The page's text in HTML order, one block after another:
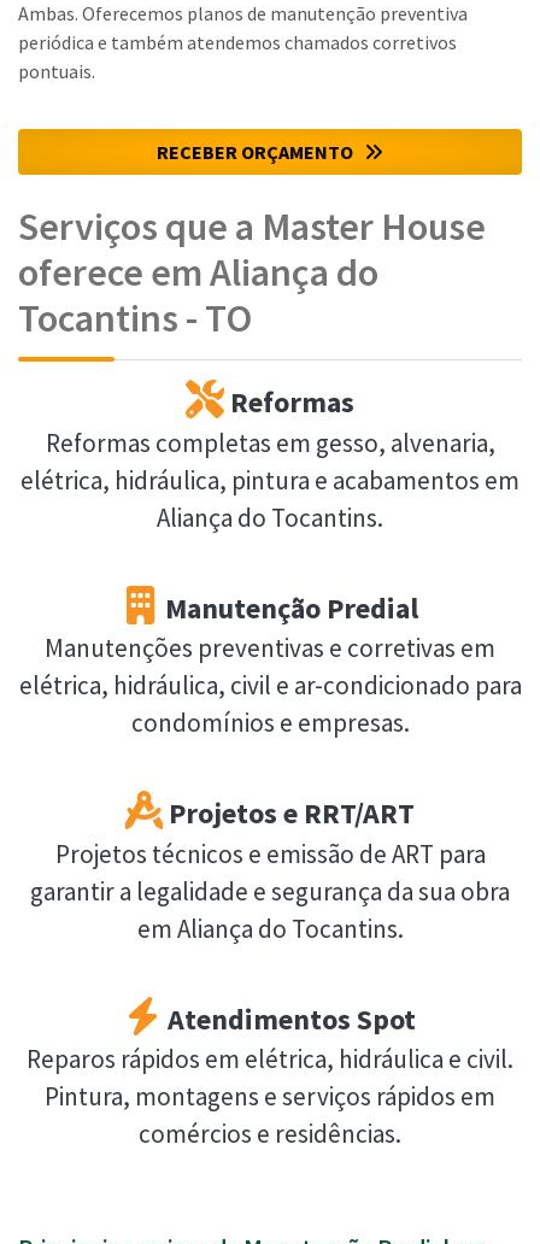
Ambas. Oferecemos planos de manutenção preventiva
periódica e também atendemos chamados corretivos
pontuais.
RECEBER ORÇAMENTO
Serviços que a Master House
oferece em Aliança do
Tocantins - TO
Reformas
Reformas completas em gesso, alvenaria,
elétrica, hidráulica, pintura e acabamentos em
Aliança do Tocantins.
Manutenção Predial
Manutenções preventivas e corretivas em
elétrica, hidráulica, civil e ar-condicionado para
condomínios e empresas.
Projetos e RRT/ART
Projetos técnicos e emissão de ART para
garantir a legalidade e segurança da sua obra
em Aliança do Tocantins.
Atendimentos Spot
Reparos rápidos em elétrica, hidráulica e civil.
Pintura, montagens e serviços rápidos em
comércios e residências.